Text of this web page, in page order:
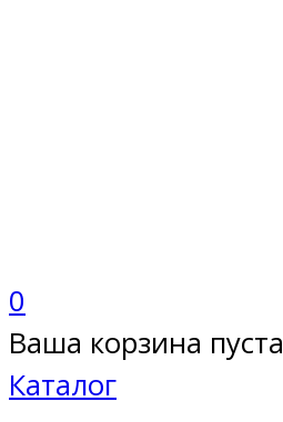
0
Ваша корзина пуста
Каталог